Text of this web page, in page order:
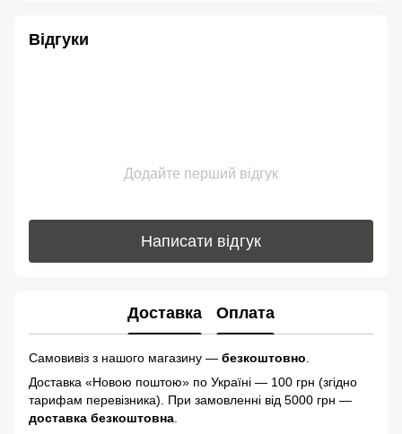
Відгуки
Додайте перший відгук
Написати відгук
Доставка Оплата
Самовивіз з нашого магазину — безкоштовно.
Доставка «Новою поштою» по Україні — 100 грн (згідно
тарифам перевізника). При замовленні від 5000 грн —
доставка безкоштовна.